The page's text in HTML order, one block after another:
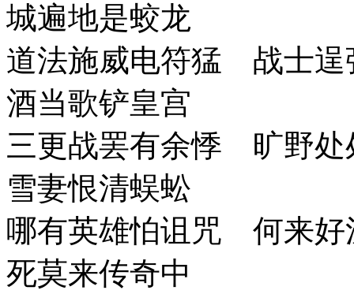
城遍地是蛟龙
道法施威电符猛 战士
酒当歌铲皇宫
三更战罢有余悸 旷野
雪妻恨清蜈蚣
哪有英雄怕诅咒 何来
死莫来传奇中